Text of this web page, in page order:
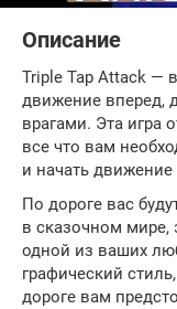
Описание
Triple Tap Attack —
движение вперед,
врагами. Эта игра
все что вам
и начать движение
По дороге вас
в сказочном мире,
одной из ваших
графический
дороге вам